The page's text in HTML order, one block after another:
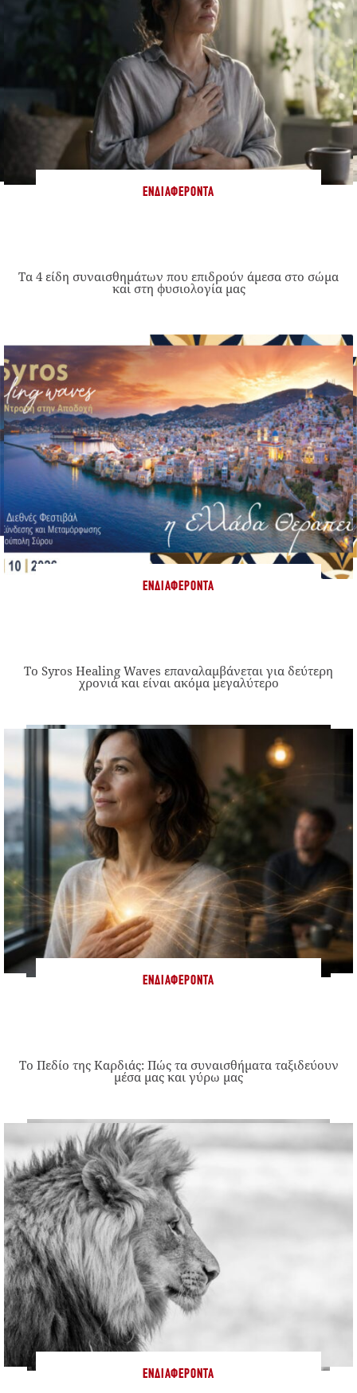
ΕΝΔΙΑΦΈΡΟΝΤΑ
Τα 4 είδη συναισθημάτων που επιδρούν άμεσα στο σώμα
και στη φυσιολογία μας
ΕΝΔΙΑΦΈΡΟΝΤΑ
Το Syros Healing Waves επαναλαμβάνεται για δεύτερη
χρονιά και είναι ακόμα μεγαλύτερο
ΕΝΔΙΑΦΈΡΟΝΤΑ
Το Πεδίο της Καρδιάς: Πώς τα συναισθήματα ταξιδεύουν
μέσα μας και γύρω μας
ΕΝΔΙΑΦΈΡΟΝΤΑ